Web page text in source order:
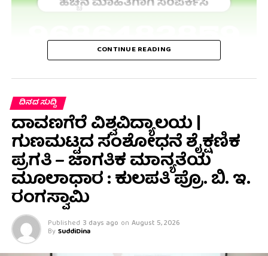
CONTINUE READING
ದಿನದ ಸುದ್ದಿ
ದಾವಣಗೆರೆ ವಿಶ್ವವಿದ್ಯಾಲಯ |
ಗುಣಮಟ್ಟದ ಸಂಶೋಧನೆ ಶೈಕ್ಷಣಿಕ
ಪ್ರಗತಿ – ಜಾಗತಿಕ ಮಾನ್ಯತೆಯ
ಮೂಲಾಧಾರ : ಕುಲಪತಿ ಪ್ರೊ. ಬಿ. ಇ.
ರಂಗಸ್ವಾಮಿ
Published 3 days ago on August 5, 2026
By SuddiDina